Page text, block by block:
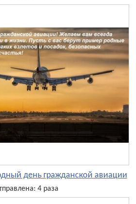
день гражданской авиации
4 раза